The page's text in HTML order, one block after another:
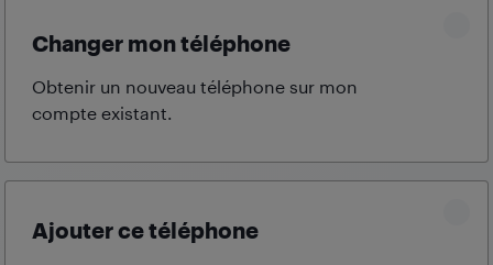
Changer mon téléphone
Obtenir un nouveau téléphone sur mon
compte existant.
Ajouter ce téléphone